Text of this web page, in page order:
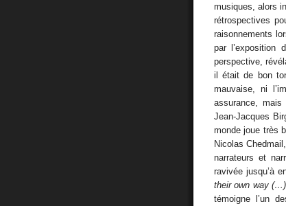
musiques, alors
rétrospectives
raisonnements
par l’exposition
perspective,
il était de bon
mauvaise, ni
assurance,
Jean-Jacques
monde joue très
Nicolas
narrateurs et
ravivée jusqu’à
their own way
témoigne l’un